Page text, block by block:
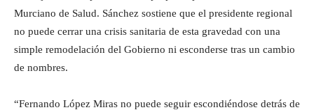
Murciano de Salud. Sánchez sostiene que el presidente regional
no puede cerrar una crisis sanitaria de esta gravedad con una
simple remodelación del Gobierno ni esconderse tras un cambio
de nombres.
“Fernando López Miras no puede seguir escondiéndose detrás de